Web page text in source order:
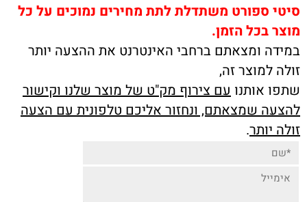
סיטי ספורט משתדלת לתת מחירים נמוכים על כל
מוצר בכל הזמן.
במידה ומצאתם ברחבי האינטרנט את ההצעה יותר
זולה למוצר זה,
שתפו אותנו עם צירוף מק"ט של מוצר שלנו וקישור
להצעה שמצאתם, ונחזור אליכם טלפונית עם הצעה
זולה יותר.